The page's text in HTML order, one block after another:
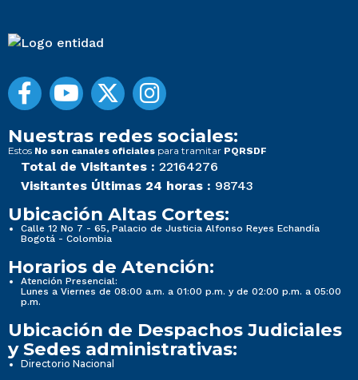
Nuestras redes sociales:
Estos No son canales oficiales para tramitar PQRSDF
Total de Visitantes : 22164276
Visitantes Últimas 24 horas : 98743
Ubicación Altas Cortes:
Calle 12 No 7 - 65, Palacio de Justicia Alfonso Reyes Echandía
Bogotá - Colombia
Horarios de Atención:
Atención Presencial:
Lunes a Viernes de 08:00 a.m. a 01:00 p.m. y de 02:00 p.m. a 05:00
p.m.
Ubicación de Despachos Judiciales
y Sedes administrativas:
Directorio Nacional